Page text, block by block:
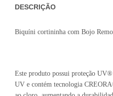
DESCRIÇÃO
Biquíni cortininha com Bojo
Este produto possui proteção
UV e contém tecnologia